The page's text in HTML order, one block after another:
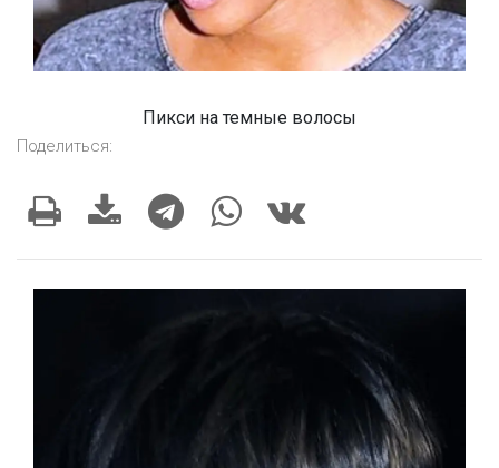
Пикси на темные волосы
Поделиться: